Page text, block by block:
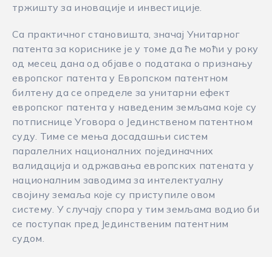
тржишту за иновације и инвестиције.
Са практичног становишта, значај Унитарног
патента за кориснике је у томе да ће моћи у року
од месец дана од објаве о података о признању
европског патента у Европском патентном
билтену да се определе за унитарни ефект
европског патента у наведеним земљама које су
потписнице Уговора о Јединственом патентном
суду. Тиме се мења досадашњи систем
паралелних националних појединачних
валидација и одржавања европских патената у
националним заводима за интелектуалну
својину земаља које су приступиле овом
систему. У случају спора у тим земљама водио би
се поступак пред Јединственим патентним
судом.